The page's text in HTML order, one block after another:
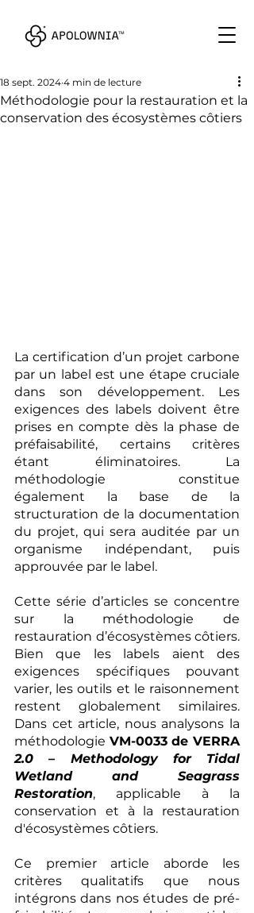
Méthodologie pour la restauration et la
conservation des écosystèmes côtiers
18 sept. 2024 4 min de lecture
La certification d’un projet carbone
par un label est une étape cruciale
dans son développement. Les
exigences des labels doivent être
prises en compte dès la phase de
préfaisabilité, certains critères
étant éliminatoires. La
méthodologie constitue
également la base de la
structuration de la documentation
du projet, qui sera auditée par un
organisme indépendant, puis
approuvée par le label.
Cette série d’articles se concentre
sur la méthodologie de
restauration d’écosystèmes côtiers.
Bien que les labels aient des
exigences spécifiques pouvant
varier, les outils et le raisonnement
restent globalement similaires.
Dans cet article, nous analysons la
méthodologie
VM-0033 de VERRA
2.0 – Methodology for Tidal
Wetland and Seagrass
Restoration, applicable à la
conservation et à la restauration
d'écosystèmes côtiers.
Ce premier article aborde les
critères qualitatifs que nous
intégrons dans nos études de pré-